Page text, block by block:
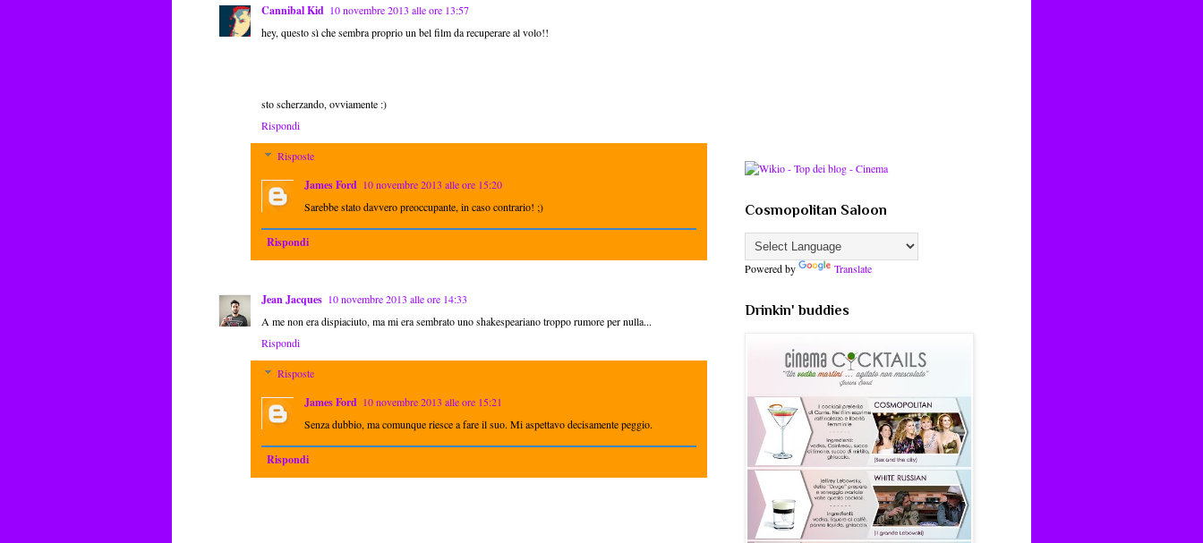
Cannibal Kid 10 novembre 2013 alle ore 13:57
hey, questo sì che sembra proprio un bel film da recuperare al volo!!
sto scherzando, ovviamente :)
Rispondi
Risposte
James Ford 10 novembre 2013 alle ore 15:20
Sarebbe stato davvero preoccupante, in caso contrario! ;)
Rispondi
Jean Jacques 10 novembre 2013 alle ore 14:33
A me non era dispiaciuto, ma mi era sembrato uno shakespeariano troppo rumore per nulla...
Rispondi
Risposte
James Ford 10 novembre 2013 alle ore 15:21
Senza dubbio, ma comunque riesce a fare il suo. Mi aspettavo decisamente peggio.
Rispondi
Cosmopolitan Saloon
Powered by Translate
Drinkin' buddies